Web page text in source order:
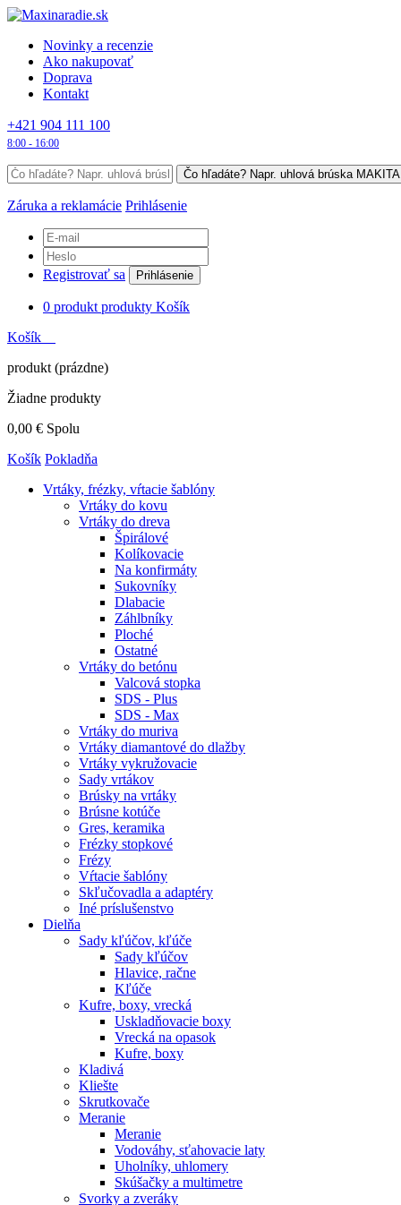
Novinky a recenzie
Ako nakupovať
Doprava
Kontakt
+421 904 111 100
8:00 - 16:00
Záruka a reklamácie Prihlásenie
Registrovať sa Prihlásenie
0 produkt produkty Košík
Košík
produkt (prázdne)
Žiadne produkty
0,00 € Spolu
Košík Pokladňa
Vrtáky, frézky, vŕtacie šablóny
Vrtáky do kovu
Vrtáky do dreva
Špirálové
Kolíkovacie
Na konfirmáty
Sukovníky
Dlabacie
Záhlbníky
Ploché
Ostatné
Vrtáky do betónu
Valcová stopka
SDS - Plus
SDS - Max
Vrtáky do muriva
Vrtáky diamantové do dlažby
Vrtáky vykružovacie
Sady vrtákov
Brúsky na vrtáky
Brúsne kotúče
Gres, keramika
Frézky stopkové
Frézy
Vŕtacie šablóny
Skľučovadla a adaptéry
Iné príslušenstvo
Dielňa
Sady kľúčov, kľúče
Sady kľúčov
Hlavice, račne
Kľúče
Kufre, boxy, vrecká
Uskladňovacie boxy
Vrecká na opasok
Kufre, boxy
Kladivá
Kliešte
Skrutkovače
Meranie
Meranie
Vodováhy, sťahovacie laty
Uholníky, uhlomery
Skúšačky a multimetre
Svorky a zveráky